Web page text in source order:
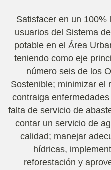
Satisfacer en un 100%
usuarios del Sistema
potable en el Área
teniendo como eje
número seis de los
Sostenible; minimizar el
contraiga
falta de servicio de
contar un servicio de
calidad; manejar
hídricas,
reforestación y